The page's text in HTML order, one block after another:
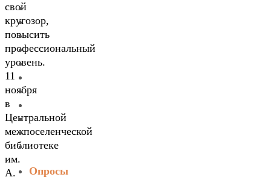
свой
кругозор,
повысить
профессиональный
уровень.
11
ноября
в
Центральной
межпоселенческой
библиотеке
им.
А.
Опросы